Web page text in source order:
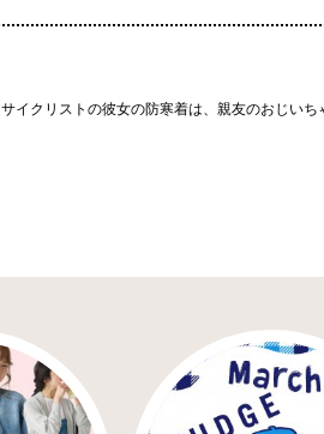
サイクリストの彼女の防寒着は、親友のおじいち